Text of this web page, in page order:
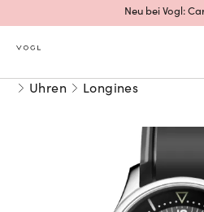
Neu bei Vogl:
Mehr erfahren: Ikonische
Rolex Certified Pre-
Uhren Longines